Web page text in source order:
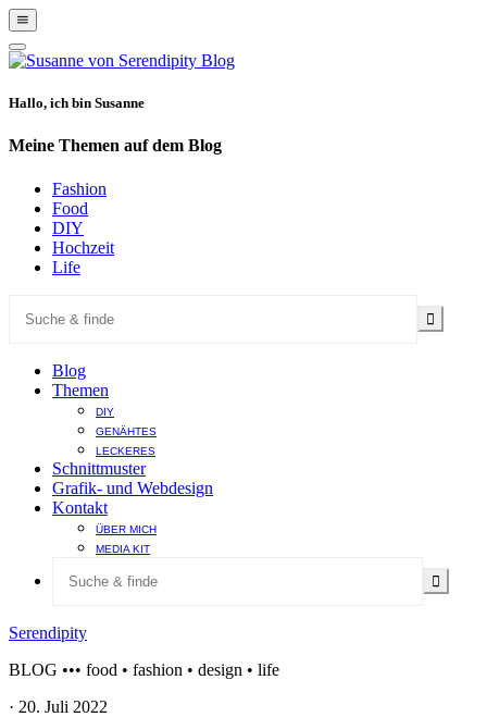
Show
Offscreen
Content
Hide
Offscreen
Hallo, ich bin Susanne
Meine Themen auf dem Blog
Fashion
Food
DIY
Hochzeit
Life
Blog
Themen
DIY
GENÄHTES
LECKERES
Schnittmuster
Grafik- und Webdesign
Kontakt
ÜBER MICH
MEDIA KIT
Serendipity
BLOG ••• food • fashion • design • life
· 20. Juli 2022